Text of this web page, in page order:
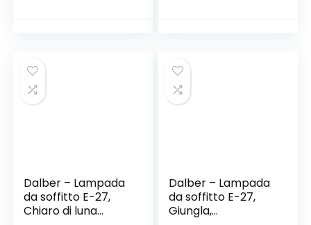
Dalber – Lampada
da soffitto E-27,
Chiaro di luna
Dalber – Lampada
da soffitto E-27,
Giungla,